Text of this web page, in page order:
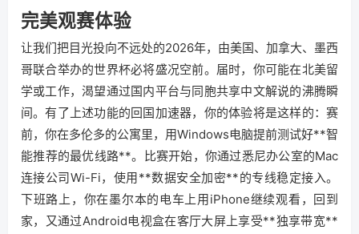
完美观赛体验
让我们把目光投向不远处的2026年，由美国、加拿大、墨西
哥联合举办的世界杯必将盛况空前。届时，你可能在北美留
学或工作，渴望通过国内平台与同胞共享中文解说的沸腾瞬
间。有了上述功能的回国加速器，你的体验将是这样的：赛
前，你在多伦多的公寓里，用Windows电脑提前测试好**智
能推荐的最优线路**。比赛开始，你通过悉尼办公室的Mac
连接公司Wi-Fi，使用**数据安全加密**的专线稳定接入。
下班路上，你在墨尔本的电车上用iPhone继续观看，回到
家，又通过Android电视盒在客厅大屏上享受**独享带宽**